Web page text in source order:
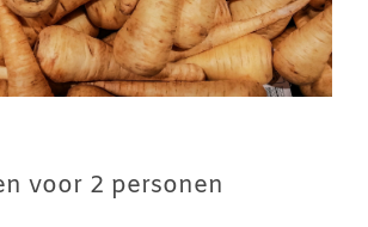
voor 2 personen